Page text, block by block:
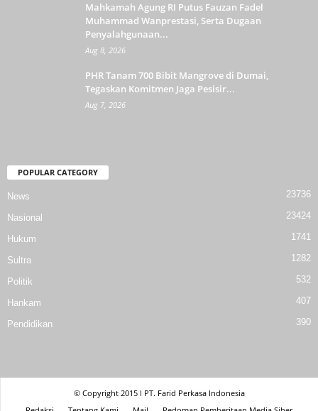
Mahkamah Agung RI Putus Fauzan Fadel
Muhammad Wanprestasi, Serta Dugaan
Penyalahgunaan...
Aug 8, 2026
PHR Tanam 700 Bibit Mangrove di Dumai,
Tegaskan Komitmen Jaga Pesisir...
Aug 7, 2026
POPULAR CATEGORY
News 23736
Nasional 23424
Hukum 1741
Sultra 1282
Politik 532
Hankam 407
Pendidikan 390
© Copyright 2015 l PT. Farid Perkasa Indonesia